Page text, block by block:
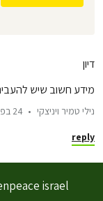
דיון
מידע חשוב שיש
נילי טמיר ויניצקי 24 בפברואר 2025
reply